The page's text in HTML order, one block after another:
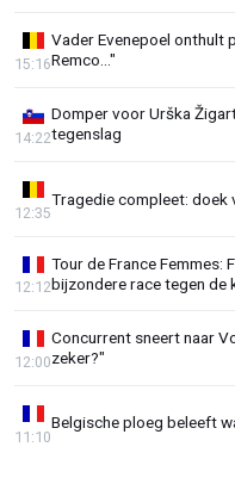
Vader Evenepoel onthult
Remco..."
15:16
Domper voor Urška
tegenslag
14:22
Tragedie compleet:
12:35
Tour de France Femmes:
bijzondere race tegen de
12:12
Concurrent sneert naar
zeker?"
12:00
Belgische ploeg beleeft
11:10